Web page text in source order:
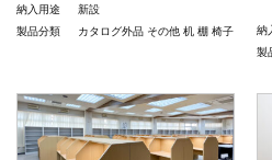
納入用途
新設
製品分類
カタログ外品 その他 机 棚 椅子
納
製